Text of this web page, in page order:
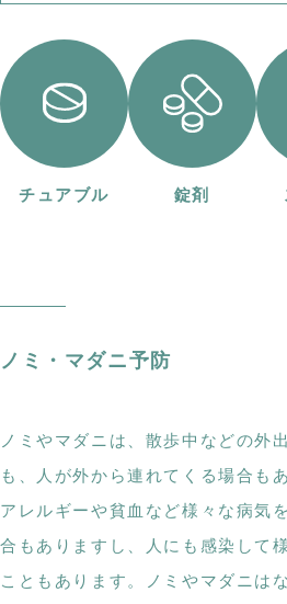
チュアブル 錠剤
ノミ・マダニ予防
ノミやマダニは、散歩中などの外
も、人が外から連れてくる場合も
アレルギーや貧血など様々な病気
合もありますし、人にも感染して
こともあります。ノミやマダニは